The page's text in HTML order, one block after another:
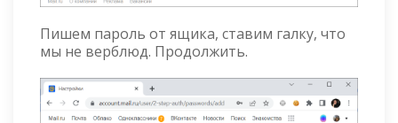
Пишем пароль от ящика, ставим галку, что
мы не верблюд. Продолжить.